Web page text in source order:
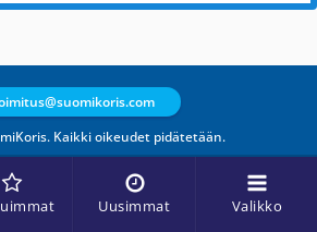
Uusimmat Valikko
Kaikki oikeudet pidätetään.